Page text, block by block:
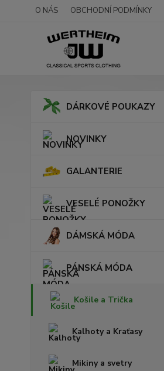
O NÁS OBCHODNÍ PODMÍNKY
DÁRKOVÉ POUKAZY
NOVINKY
GALANTERIE
VESELÉ PONOŽKY
DÁMSKÁ MÓDA
PÁNSKÁ MÓDA
Košile a Trička
Kalhoty a Kraťasy
Mikiny a svetry